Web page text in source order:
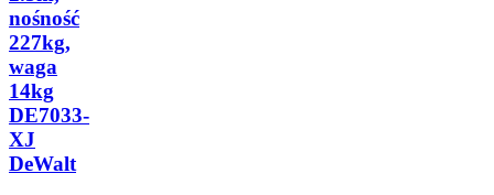
nośność
227kg,
waga
14kg
DE7033-
XJ
DeWalt